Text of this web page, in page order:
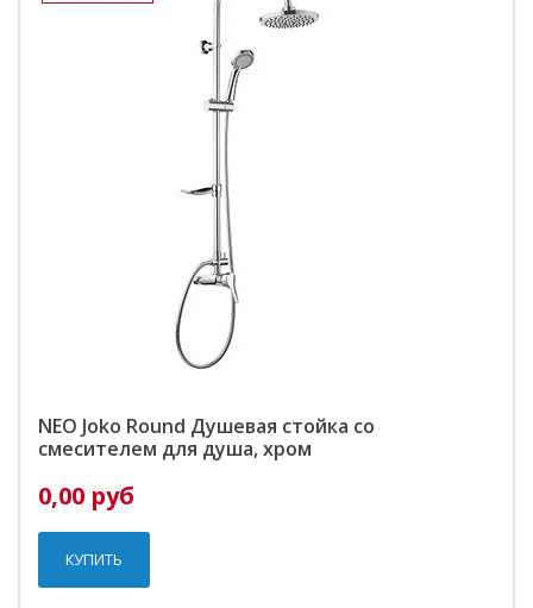
NEO Joko Round Душевая стойка со
смесителем для душа, хром
0,00 руб
КУПИТЬ